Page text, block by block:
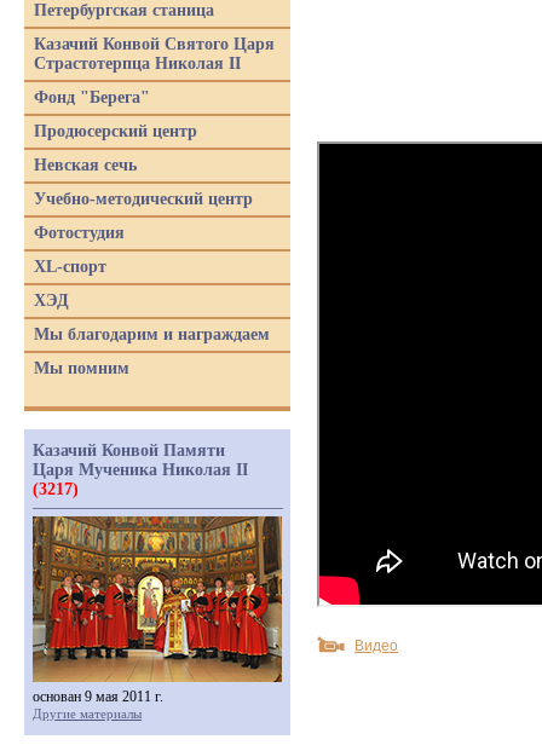
Видео
Петербургская станица
Казачий Конвой Святого Царя
Страстотерпца Николая II
Фонд "Берега"
Продюсерский центр
Невская сечь
Учебно-методический центр
Фотостудия
XL-спорт
ХЭД
Мы благодарим и награждаем
Мы помним
Казачий Конвой Памяти
Царя Мученика Николая II
(3217)
основан 9 мая 2011 г.
Другие материалы